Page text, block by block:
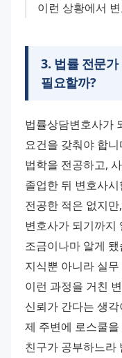
이런 상황에서
3. 법률 전문
필요할까?
법률상담변호사가
요건을 갖춰야 합
법학을 전공하고,
졸업한 뒤 변호사
전공한 적은 없지
변호사가 되기까지
조금이나마 알게
지식뿐 아니라 실
이런 과정을 거친
신뢰가 간다는 생
제 주변에 로스쿨
친구가 공부하느라